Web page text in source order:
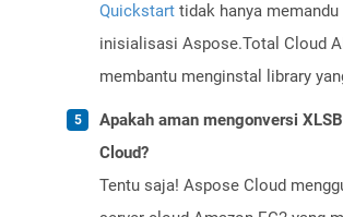
Quickstart tidak hanya
inisialisasi Aspose.Total Cloud
membantu menginstal library
Apakah aman mengonversi
Cloud?
Tentu saja! Aspose Cloud